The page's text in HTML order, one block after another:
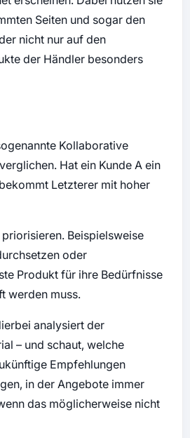
Seiten und sogar den
nicht nur auf den
der Händler besonders
Kollaborative
Hat ein Kunde A ein
Letzterer mit hoher
Beispielsweise
oder
Produkt für ihre Bedürfnisse
werden muss.
analysiert der
– und schaut, welche
Empfehlungen
in der Angebote immer
das möglicherweise nicht